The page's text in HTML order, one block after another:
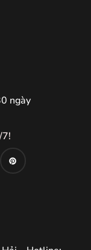
ngày